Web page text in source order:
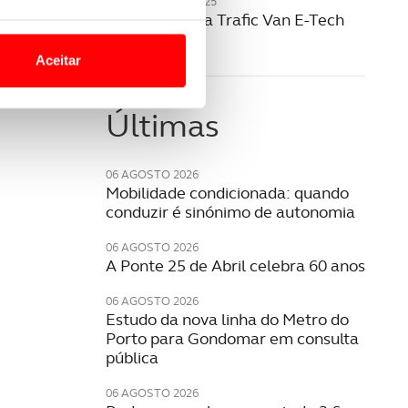
lhe proporcionar
Aceitar
Renault revela Trafic Van E-Tech
elétrico
Últimas
06 AGOSTO 2026
Mobilidade condicionada: quando
conduzir é sinónimo de autonomia
06 AGOSTO 2026
A Ponte 25 de Abril celebra 60 anos
06 AGOSTO 2026
Estudo da nova linha do Metro do
Porto para Gondomar em consulta
pública
06 AGOSTO 2026